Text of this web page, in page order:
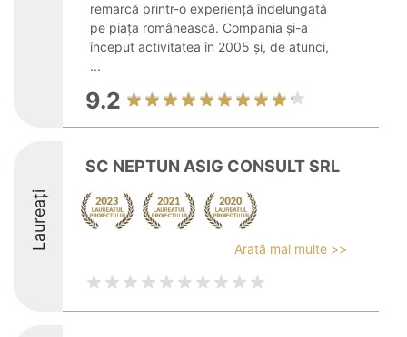
remarcă printr-o experiență îndelungată
pe piața românească. Compania și-a
început activitatea în 2005 și, de atunci,
...
9.2
Laureați
SC NEPTUN ASIG CONSULT SRL
Arată mai multe >>